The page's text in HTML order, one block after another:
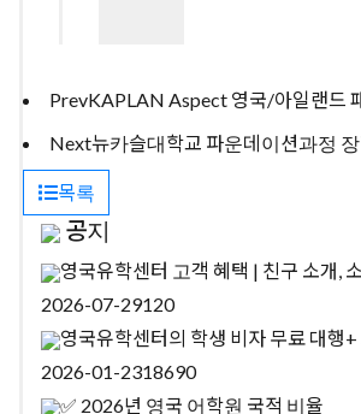
PrevKAPLAN Aspect 영국/아일랜드
Next뉴카슬대학교 파운데이션과정
목록
공지
영국유학센터 고객 혜택 | 친구 소개,
2026-07-29120
영국유학센터의 학생 비자 무료 대행
2026-01-2318690
✅ 2026년 영국 어학원 국적 비율